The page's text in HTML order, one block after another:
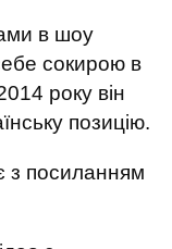
в шоу
сокирою в
року він
позицію.
з посиланням